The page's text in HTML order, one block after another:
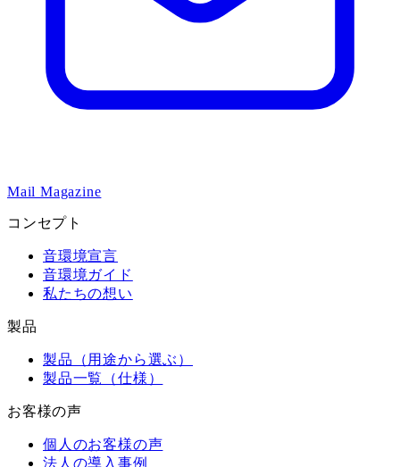
Mail Magazine
コンセプト
音環境宣言
音環境ガイド
私たちの想い
製品
製品（用途から選ぶ）
製品一覧（仕様）
お客様の声
個人のお客様の声
法人の導入事例